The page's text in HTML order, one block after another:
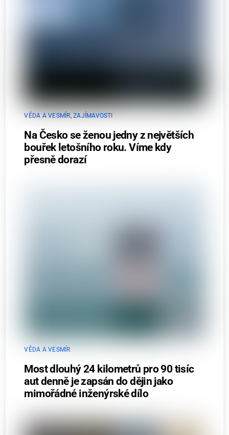
VĚDA A VESMÍR,ZAJÍMAVOSTI
Na Česko se ženou jedny z největších
bouřek letošního roku. Víme kdy
přesně dorazí
VĚDA A VESMÍR
Most dlouhý 24 kilometrů pro 90 tisíc
aut denně je zapsán do dějin jako
mimořádné inženýrské dílo